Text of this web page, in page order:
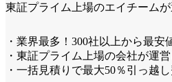
東証プライム上場のエイチーム
・業界最多！300社以上から最安
・東証プライム上場の会社が運
・一括見積りで最大50％引っ越